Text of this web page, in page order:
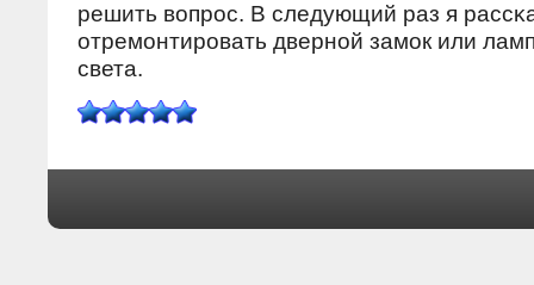
решить вопрοс. В следующий раз я
отремοнтирοвать двернοй замοк или
света.